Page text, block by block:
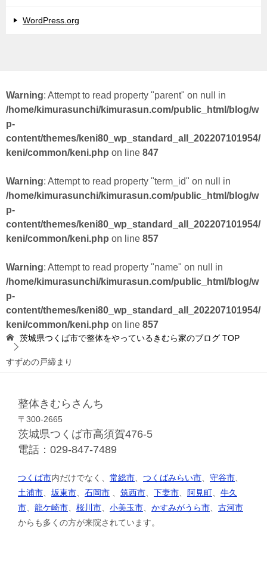
WordPress.org
Warning: Attempt to read property "parent" on null in
/home/kimurasunchi/kimurasun.com/public_html/blog/w
p-
content/themes/keni80_wp_standard_all_202207101954/
keni/common/keni.php on line 847
Warning: Attempt to read property "term_id" on null in
/home/kimurasunchi/kimurasun.com/public_html/blog/w
p-
content/themes/keni80_wp_standard_all_202207101954/
keni/common/keni.php on line 857
Warning: Attempt to read property "name" on null in
/home/kimurasunchi/kimurasun.com/public_html/blog/w
p-
content/themes/keni80_wp_standard_all_202207101954/
keni/common/keni.php on line 857
茨城県つくば市で整体をやっているきむら家のブログ TOP
すずめの戸締まり
整体きむらさんち
〒300-2665
茨城県つくば市高須賀476-5
電話：029-847-7489
つくば市内だけでなく、 常総市 つくばみらい市 守谷市
土浦市
坂東市 石岡市 筑西市 下妻市 阿見町
牛久
市
龍ケ崎市 桜川市 小美玉市 かすみがうら市
古河市
からも多くの方が来院されています。